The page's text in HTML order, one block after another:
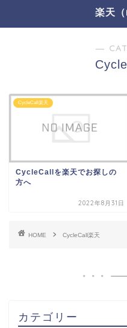
楽天
―
CycleCall楽天
CycleCallを楽天でお探しの
方へ
2022年8月31日
HOME CycleCall楽天
カテゴリー